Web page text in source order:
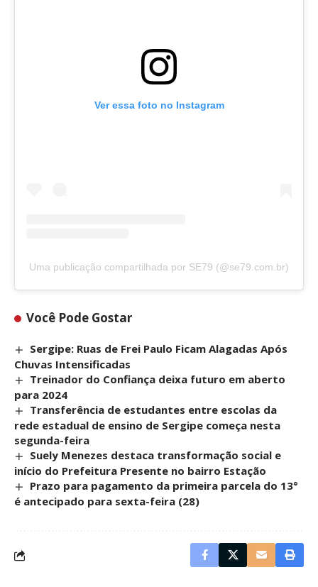
Ver essa foto no Instagram
Uma publicação compartilhada por SE79 (@se79.com.br)
Você Pode Gostar
Sergipe: Ruas de Frei Paulo Ficam Alagadas Após
Chuvas Intensificadas
Treinador do Confiança deixa futuro em aberto
para 2024
Transferência de estudantes entre escolas da
rede estadual de ensino de Sergipe começa nesta
segunda-feira
Suely Menezes destaca transformação social e
início do Prefeitura Presente no bairro Estação
Prazo para pagamento da primeira parcela do 13°
é antecipado para sexta-feira (28)